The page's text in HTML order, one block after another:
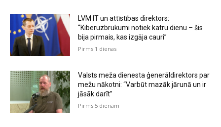
LVM IT un attīstības direktors:
“Kiberuzbrukumi notiek katru dienu – šis
bija pirmais, kas izgāja cauri”
Pirms 1 dienas
Valsts meža dienesta ģenerāldirektors par
mežu nākotni: “Varbūt mazāk jārunā un ir
jāsāk darīt”
Pirms 5 dienām